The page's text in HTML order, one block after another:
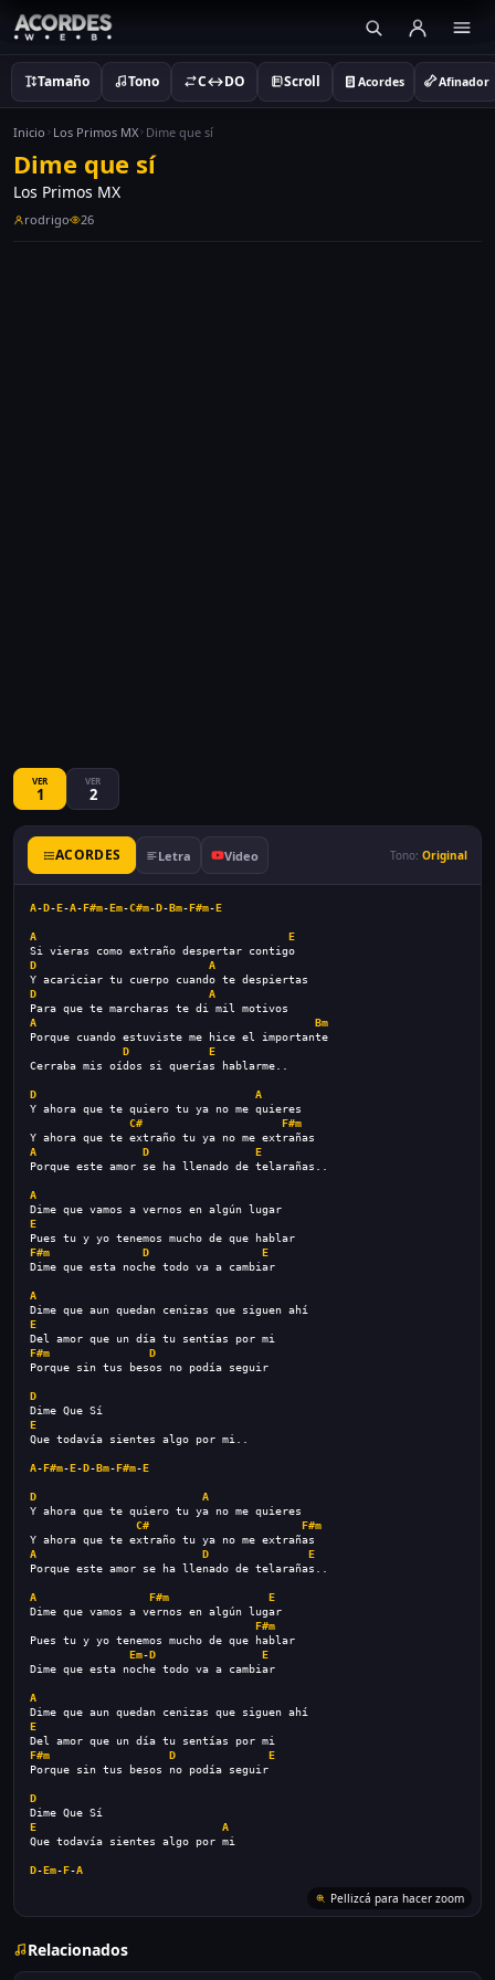
Tamaño Tono C↔DO Scroll Acordes Afinador
Inicio Los Primos MX Dime que sí
Dime que sí
Los Primos MX
rodrigo 26
VER
1
VER
2
ACORDES Letra Video Tono: Original
A-D-E-A-F#m-Em-C#m-D-Bm-F#m-E
A
E
Si vieras como extraño despertar contigo
D
A
Y acariciar tu cuerpo cuando te despiertas
D
A
Para que te marcharas te di mil motivos
A
Bm
Porque cuando estuviste me hice el importante
D
E
Cerraba mis oídos si querías hablarme..
D
A
Y ahora que te quiero tu ya no me quieres
C#
F#m
Y ahora que te extraño tu ya no me extrañas
A
D
E
Porque este amor se ha llenado de telarañas..
A
Dime que vamos a vernos en algún lugar
E
Pues tu y yo tenemos mucho de que hablar
F#m
D
E
Dime que esta noche todo va a cambiar
A
Dime que aun quedan cenizas que siguen ahí
E
Del amor que un día tu sentías por mi
F#m
D
Porque sin tus besos no podía seguir
D
Dime Que Sí
E
Que todavía sientes algo por mi..
A-F#m-E-D-Bm-F#m-E
D
A
Y ahora que te quiero tu ya no me quieres
C#
F#m
Y ahora que te extraño tu ya no me extrañas
A
D
E
Porque este amor se ha llenado de telarañas..
A F#m
E
Dime que vamos a vernos en algún lugar
F#m
Pues tu y yo tenemos mucho de que hablar
Em-D
E
Dime que esta noche todo va a cambiar
A
Dime que aun quedan cenizas que siguen ahí
E
Del amor que un día tu sentías por mi
F#m
D
E
Porque sin tus besos no podía seguir
D
Dime Que Sí
E
A
Que todavía sientes algo por mi
D-Em-F-A
Pellizcá para hacer zoom
Relacionados